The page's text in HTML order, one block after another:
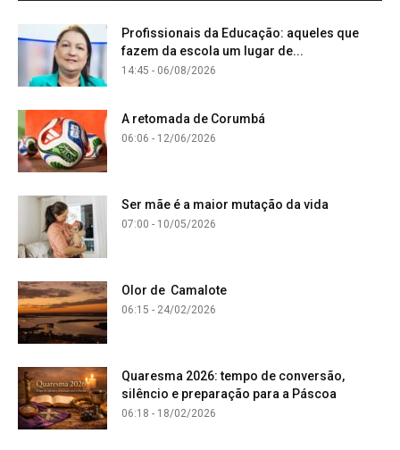
Profissionais da Educação: aqueles que
fazem da escola um lugar de...
14:45 - 06/08/2026
A retomada de Corumbá
06:06 - 12/06/2026
Ser mãe é a maior mutação da vida
07:00 - 10/05/2026
Olor de Camalote
06:15 - 24/02/2026
Quaresma 2026: tempo de conversão,
silêncio e preparação para a Páscoa
06:18 - 18/02/2026